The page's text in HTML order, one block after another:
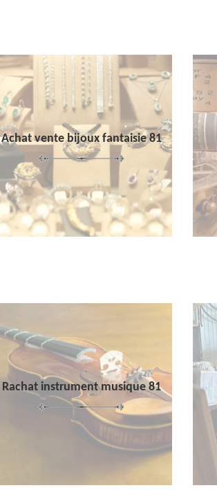
Achat vente bijoux fantaisie 81
Rachat instrument musique 81